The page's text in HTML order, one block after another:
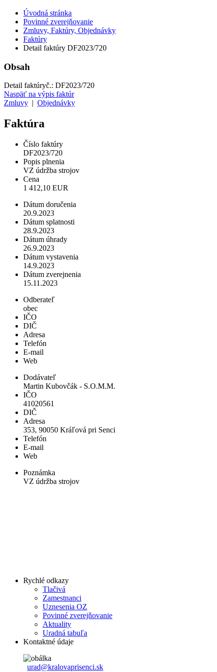
Úvodná stránka
Povinné zverejňovanie
Zmluvy, Faktúry, Objednávky
Faktúry
Detail faktúry DF2023/720
Obsah
Detail faktúryč.: DF2023/720
Naspäť na výpis faktúr
Zmluvy
Objednávky
Faktúra
Číslo faktúry
DF2023/720
Popis plnenia
VZ údržba strojov
Cena
1 412,10 EUR
Dátum doručenia
20.9.2023
Dátum splatnosti
28.9.2023
Dátum úhrady
26.9.2023
Dátum vystavenia
14.9.2023
Dátum zverejnenia
15.11.2023
Odberateľ
obec
IČO
DIČ
Adresa
Telefón
E-mail
Web
Dodávateľ
Martin Kubovčák - S.O.M.M.
IČO
41020561
DIČ
Adresa
353, 90050 Kráľová pri Senci
Telefón
E-mail
Web
Poznámka
VZ údržba strojov
Rychlé odkazy
Tlačivá
Zamestnanci
Uznesenia OZ
Povinné zverejňovanie
Aktuality
Uradná tabuľa
Kontaktné údaje
urad@kralovaprisenci.sk